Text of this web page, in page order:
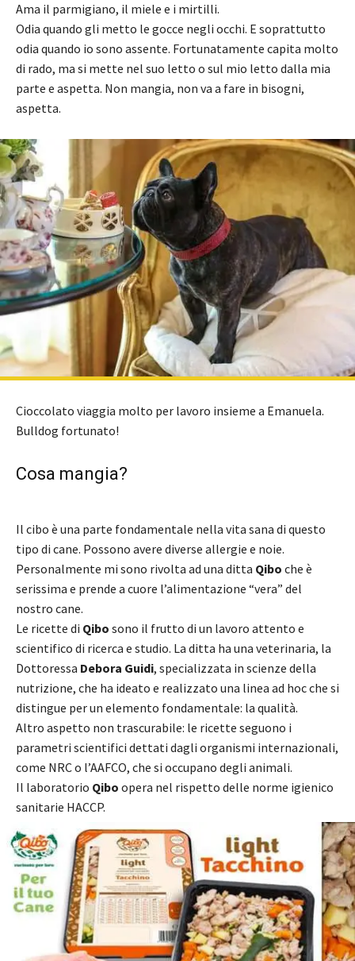
Ama il parmigiano, il miele e i mirtilli.
Odia quando gli metto le gocce negli occhi. E soprattutto
odia quando io sono assente. Fortunatamente capita molto
di rado, ma si mette nel suo letto o sul mio letto dalla mia
parte e aspetta. Non mangia, non va a fare in bisogni,
aspetta.
Cioccolato viaggia molto per lavoro insieme a Emanuela.
Bulldog fortunato!
Cosa mangia?
Il cibo è una parte fondamentale nella vita sana di questo
tipo di cane. Possono avere diverse allergie e noie.
Personalmente mi sono rivolta ad una ditta Qibo che è
serissima e prende a cuore l’alimentazione “vera” del
nostro cane.
Le ricette di Qibo sono il frutto di un lavoro attento e
scientifico di ricerca e studio. La ditta ha una veterinaria, la
Dottoressa Debora Guidi, specializzata in scienze della
nutrizione, che ha ideato e realizzato una linea ad hoc che si
distingue per un elemento fondamentale: la qualità.
Altro aspetto non trascurabile: le ricette seguono i
parametri scientifici dettati dagli organismi internazionali,
come NRC o l’AAFCO, che si occupano degli animali.
Il laboratorio Qibo opera nel rispetto delle norme igienico
sanitarie HACCP.